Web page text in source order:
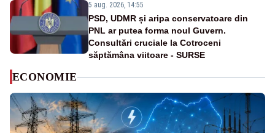
5 aug. 2026, 14:55
PSD, UDMR și aripa conservatoare din
PNL ar putea forma noul Guvern.
Consultări cruciale la Cotroceni
săptămâna viitoare - SURSE
ECONOMIE